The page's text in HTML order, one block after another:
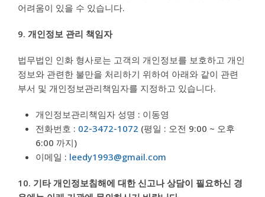
어려움이 있을 수 있습니다.
9. 개인정보 관리 책임자
법무법인 인화 형사로는 고객의 개인정보를 보호하고 개인
정보와 관련한 불만을 처리하기 위하여 아래와 같이 관련
부서 및 개인정보관리책임자를 지정하고 있습니다.
개인정보관리책임자 성명 : 이동영
전화번호 : 02-3472-1072 (평일 : 오전 9:00 ~ 오후
6:00 까지)
이메일 : leedy1993@gmail.com
10. 기타 개인정보침해에 대한 신고나 상담이 필요하신 경